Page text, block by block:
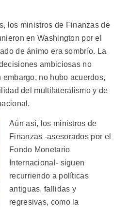
los ministros de Finanzas de
en Washington por el
de ánimo era sombrío. La
ambiciosas no
embargo, no hubo acuerdos,
del multilateralismo y de
Aún así, los ministros de
Finanzas -asesorados por el
Fondo Monetario
Internacional- siguen
recurriendo a políticas
antiguas, fallidas y
regresivas, como la